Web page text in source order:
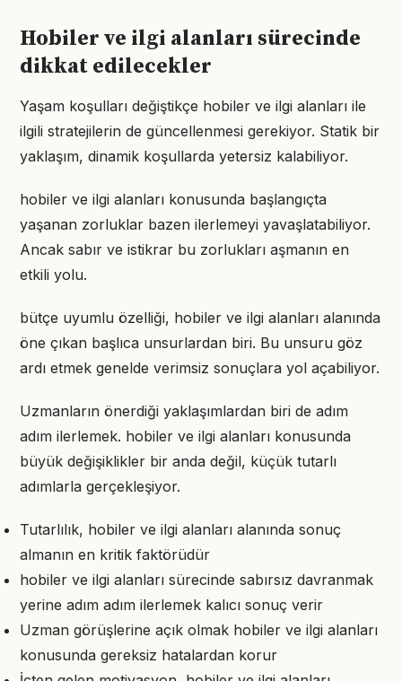
Hobiler ve ilgi alanları sürecinde
dikkat edilecekler
Yaşam koşulları değiştikçe hobiler ve ilgi alanları ile
ilgili stratejilerin de güncellenmesi gerekiyor. Statik bir
yaklaşım, dinamik koşullarda yetersiz kalabiliyor.
hobiler ve ilgi alanları konusunda başlangıçta
yaşanan zorluklar bazen ilerlemeyi yavaşlatabiliyor.
Ancak sabır ve istikrar bu zorlukları aşmanın en
etkili yolu.
bütçe uyumlu özelliği, hobiler ve ilgi alanları alanında
öne çıkan başlıca unsurlardan biri. Bu unsuru göz
ardı etmek genelde verimsiz sonuçlara yol açabiliyor.
Uzmanların önerdiği yaklaşımlardan biri de adım
adım ilerlemek. hobiler ve ilgi alanları konusunda
büyük değişiklikler bir anda değil, küçük tutarlı
adımlarla gerçekleşiyor.
Tutarlılık, hobiler ve ilgi alanları alanında sonuç
almanın en kritik faktörüdür
hobiler ve ilgi alanları sürecinde sabırsız davranmak
yerine adım adım ilerlemek kalıcı sonuç verir
Uzman görüşlerine açık olmak hobiler ve ilgi alanları
konusunda gereksiz hatalardan korur